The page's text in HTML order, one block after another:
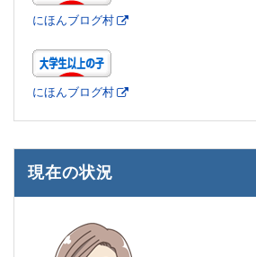
にほんブログ村
にほんブログ村
現在の状況